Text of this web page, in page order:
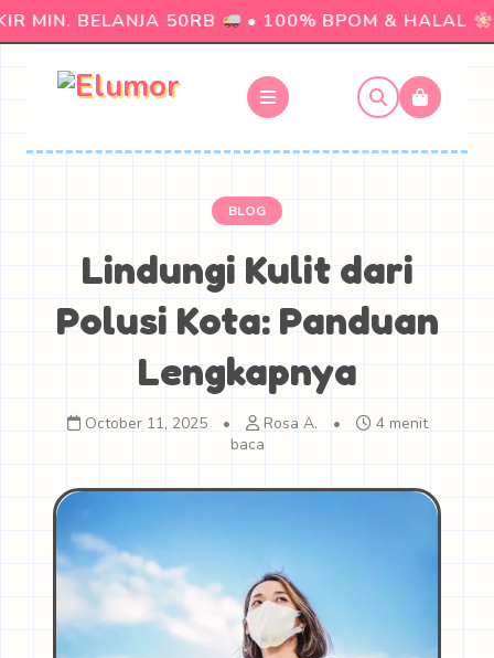
MIN. BELANJA 50RB • 100% BPOM & HALAL
BLOG
Lindungi Kulit dari
Polusi Kota: Panduan
Lengkapnya
October 11, 2025 • Rosa A. •
4 menit
baca